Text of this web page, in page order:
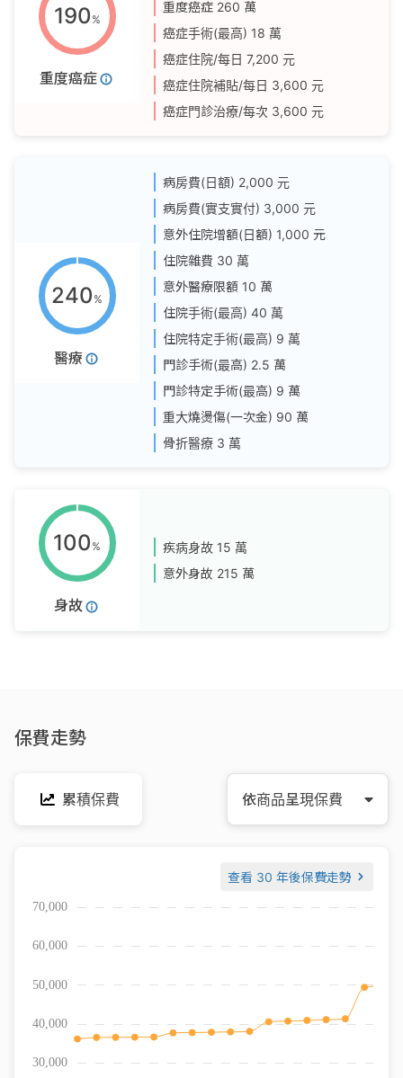
190 %
重度癌症
重度癌症 260 萬
癌症手術(最高) 18 萬
癌症住院/每日 7,200 元
癌症住院補貼/每日 3,600 元
癌症門診治療/每次 3,600 元
240 %
醫療
病房費(日額) 2,000 元
病房費(實支實付) 3,000 元
意外住院增額(日額) 1,000 元
住院雜費 30 萬
意外醫療限額 10 萬
住院手術(最高) 40 萬
住院特定手術(最高) 9 萬
門診手術(最高) 2.5 萬
門診特定手術(最高) 9 萬
重大燒燙傷(一次金) 90 萬
骨折醫療 3 萬
100 %
身故
疾病身故 15 萬
意外身故 215 萬
保費走勢
累積保費 依商品呈現保費
查看 30 年後保費走勢